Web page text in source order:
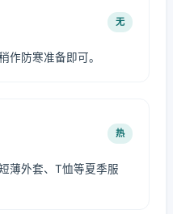
无
作防寒准备即可。
热
薄外套、T恤等夏季服